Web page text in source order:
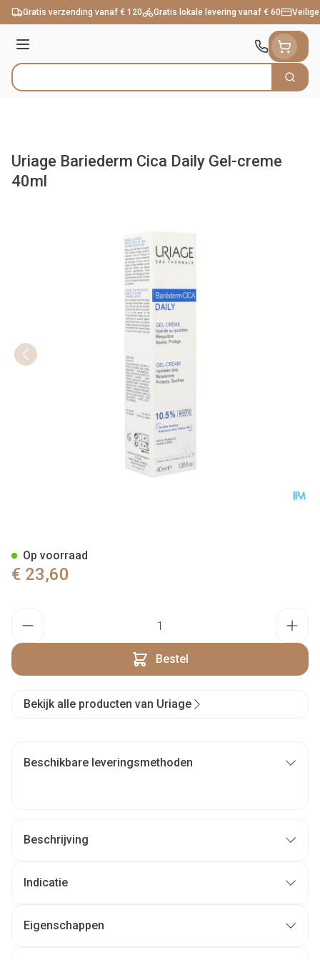
Ga naar de inhoud
Gratis verzending vanaf € 120 Gratis lokale levering vanaf € 60
Menu
Product, merk, categorie... Zoek
Uriage Bariederm Cica Daily Gel-creme
40ml
€ 23,60
Bestel
Op voorraad
Bekijk alle producten van Uriage
Beschikbare leveringsmethoden
Beschrijving
Indicatie
Eigenschappen